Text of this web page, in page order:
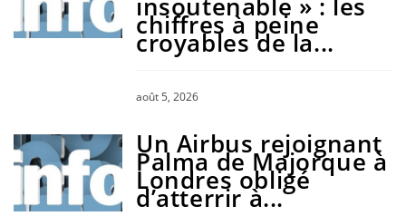
insoutenable » : les
chiffres à peine
croyables de la...
août 5, 2026
Un Airbus rejoignant
Palma de Majorque à
Londres obligé
d’atterrir à...